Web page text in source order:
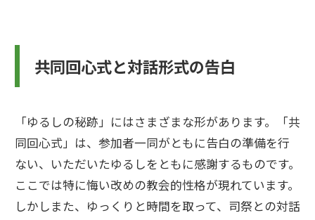
共同回心式と対話形式の告白
「ゆるしの秘跡」にはさまざまな形があります。「共
同回心式」は、参加者一同がともに告白の準備を行
ない、いただいたゆるしをともに感謝するものです。
ここでは特に悔い改めの教会的性格が現れています。
しかしまた、ゆっくりと時間を取って、司祭との対話